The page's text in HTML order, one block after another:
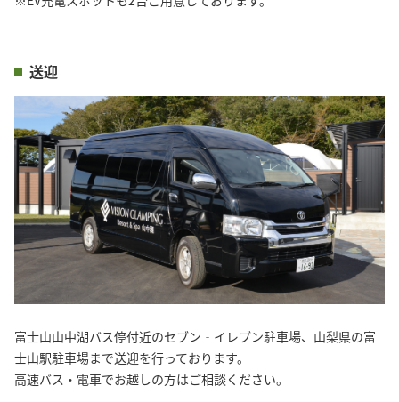
送迎
富士山山中湖バス停付近のセブン‐イレブン駐車場、山梨県の富
士山駅駐車場まで送迎を行っております。
高速バス・電車でお越しの方はご相談ください。